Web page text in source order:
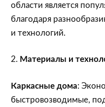
области является
благодаря
и технологий.
2. Материалы и
Каркасные дома:
быстровозводимые,